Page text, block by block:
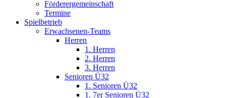
Förderergemeinschaft
Termine
Spielbetrieb
Erwachsenen-Teams
Herren
1. Herren
2. Herren
3. Herren
Senioren Ü32
1. Senioren Ü32
1. 7er Senioren Ü32